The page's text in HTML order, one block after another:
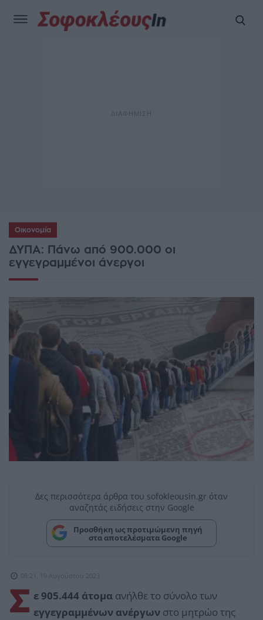
Οικονομία
ΔΥΠΑ: Πάνω από 900.000 οι
εγγεγραμμένοι άνεργοι
Δες περισσότερα άρθρα του sofokleousin.gr όταν
αναζητάς ειδήσεις στην Google
Προσθήκη ως προτιμώμενη πηγή
στα αποτελέσματα Google
08:21, 19 Αυγούστου 2023
Σ ε 905.444 άτομα ανήλθε το σύνολο των
εγγεγραμμένων ανέργων στο μητρώο της